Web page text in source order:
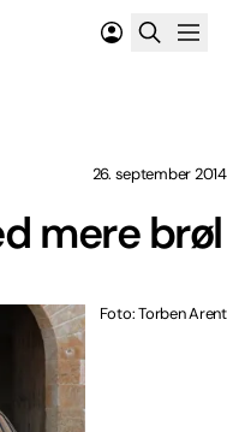
mere brøl
26. september 2014
Foto: Torben Arent